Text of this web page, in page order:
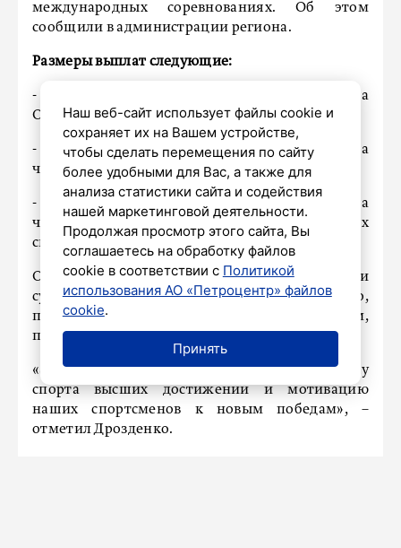
международных соревнованиях. Об этом
сообщили в администрации региона.
Размеры выплат следующие:
- до 3 миллионов рублей – за медали на
Олимпийских играх;
- до 100 тысяч рублей – за победы на
чемпионатах мира и Европы;
- до 75 тысяч рублей – за первые места на
чемпионатах России и всероссийских
спартакиадах.
Особое внимание уделяется паралимпийским и
сурдлимпийским видам спорта. Кроме того,
премии будут предоставлены тренерам,
подготовившим спортсменов-победителей.
«Эта инициатива направлена на поддержку
спорта высших достижений и мотивацию
наших спортсменов к новым победам», –
отметил Дрозденко.
Наш веб-сайт использует файлы cookie и
сохраняет их на Вашем устройстве,
чтобы сделать перемещения по сайту
более удобными для Вас, а также для
анализа статистики сайта и содействия
нашей маркетинговой деятельности.
Продолжая просмотр этого сайта, Вы
соглашаетесь на обработку файлов
cookie в соответствии с Политикой
использования АО «Петроцентр» файлов
cookie.
Принять